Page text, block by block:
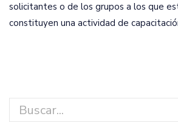
solicitantes o de los grupos a los que
constituyen una actividad de